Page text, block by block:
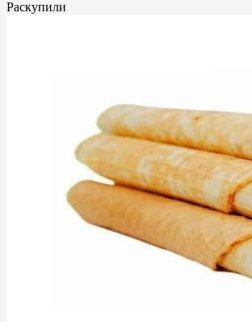
Раскупили